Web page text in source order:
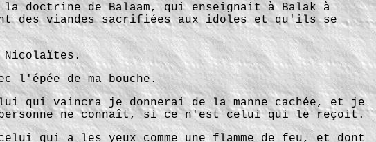
doctrine de Balaam, qui enseignait à Balak à
des viandes sacrifiées aux idoles et qu'ils se
Nicolaïtes.
de ma bouche.
qui vaincra je donnerai de la manne cachée, et je
ne connaît, si ce n'est celui qui le reçoit.
qui a les yeux comme une flamme de feu, et dont